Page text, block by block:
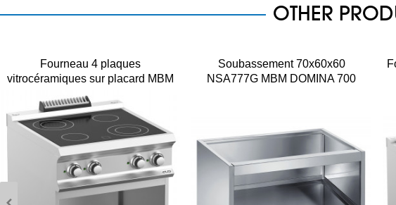
OTHER
Fourneau 4 plaques
vitrocéramiques sur placard MBM
700 VC77A
Soubassement 70x60x60
NSA777G MBM DOMINA 700